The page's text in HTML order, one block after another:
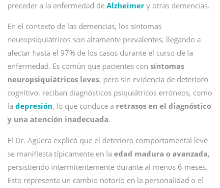
preceder a la enfermedad de Alzheimer y otras demencias.
En el contexto de las demencias, los síntomas
neuropsiquiátricos son altamente prevalentes, llegando a
afectar hasta el 97% de los casos durante el curso de la
enfermedad. Es común que pacientes con síntomas
neuropsiquiátricos leves, pero sin evidencia de deterioro
cognitivo, reciban diagnósticos psiquiátricos erróneos, como
la depresión, lo que conduce a retrasos en el diagnóstico
y una atención inadecuada.
El Dr. Agüera explicó que el deterioro comportamental leve
se manifiesta típicamente en la edad madura o avanzada,
persistiendo intermitentemente durante al menos 6 meses.
Esto representa un cambio notorio en la personalidad o el